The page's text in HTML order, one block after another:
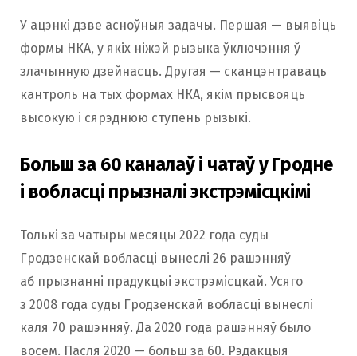
У ацэнкі дзве асноўныя задачы. Першая — выявіць
формы НКА, у якіх ніжэй рызыка ўключэння ў
злачынную дзейнасць. Другая — сканцэнтраваць
кантроль на тых формах НКА, якім прысвояць
высокую і сярэднюю ступень рызыкі.
Больш за 60 каналаў і чатаў у Гродне
і вобласці прызналі экстрэмісцкімі
Толькі за чатыры месяцы 2022 года суды
Гродзенскай вобласці вынеслі 26 рашэнняў
аб прызнанні прадукцыі экстрэмісцкай. Усяго
з 2008 года суды Гродзенскай вобласці вынеслі
каля 70 рашэнняў. Да 2020 года рашэнняў было
восем. Пасля 2020 — больш за 60. Рэдакцыя